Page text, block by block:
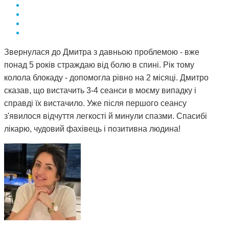
Звернулася до Дмитра з давньою проблемою - вже
понад 5 років страждаю від болю в спині. Рік тому
колола блокаду - допомогла рівно на 2 місяці. Дмитро
сказав, що вистачить 3-4 сеанси в моєму випадку і
справді їх вистачило. Уже після першого сеансу
з'явилося відчуття легкості й минули спазми. Спасибі
лікарю, чудовий фахівець і позитивна людина!